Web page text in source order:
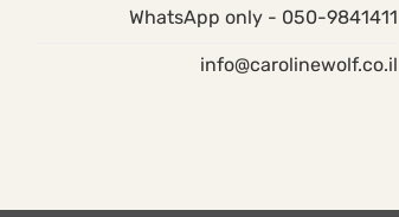
050-9841411 - WhatsApp only
info@carolinewolf.co.il